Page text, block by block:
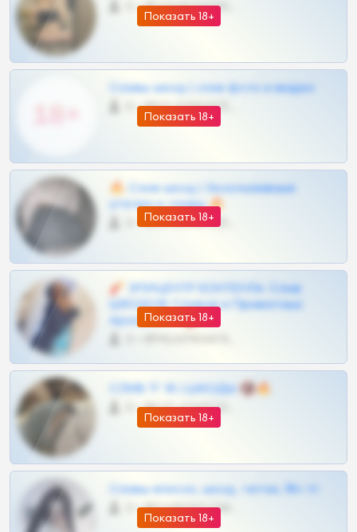
Показать 18+
0 •
Показать 18+
Сливы шкод | слив фото и видео
0 •
Показать 18+
🔥 Слив шкод | Эксклюзивные
утечки и сливы 🔥
0 •
Показать 18+
🧨 ЭПИЦЕНТР КОНТЕНТА: Слив
ШКОДОВ Сливов и Приватных
Архивов ТГ 🔞💎
Показать 18+
СЛИВ ТГ 18 | ШКОДЫ 🔞🔥
0 •
Показать 18+
Сливы вписок, шкод, теток, 18+ тг
0 •